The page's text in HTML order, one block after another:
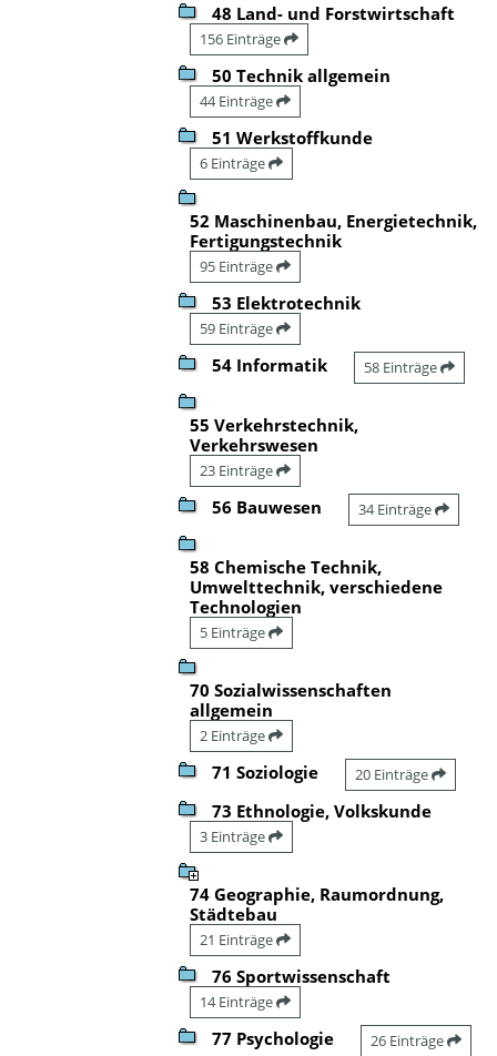
48 Land- und Forstwirtschaft
156 Einträge
50 Technik allgemein
44 Einträge
51 Werkstoffkunde
6 Einträge
52 Maschinenbau, Energietechnik,
Fertigungstechnik
95 Einträge
53 Elektrotechnik
59 Einträge
54 Informatik 58 Einträge
55 Verkehrstechnik,
Verkehrswesen
23 Einträge
56 Bauwesen 34 Einträge
58 Chemische Technik,
Umwelttechnik, verschiedene
Technologien
5 Einträge
70 Sozialwissenschaften
allgemein
2 Einträge
71 Soziologie 20 Einträge
73 Ethnologie, Volkskunde
3 Einträge
74 Geographie, Raumordnung,
Städtebau
21 Einträge
76 Sportwissenschaft
14 Einträge
77 Psychologie 26 Einträge